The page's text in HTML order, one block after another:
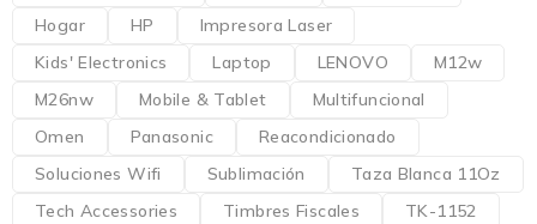
Hogar
HP
Impresora Laser
Kids' Electronics
Laptop LENOVO
M12w
M26nw
Mobile & Tablet
Multifuncional
Omen
Panasonic
Reacondicionado
Soluciones Wifi
Sublimación
Taza Blanca 11Oz
Tech Accessories
Timbres Fiscales TK-1152